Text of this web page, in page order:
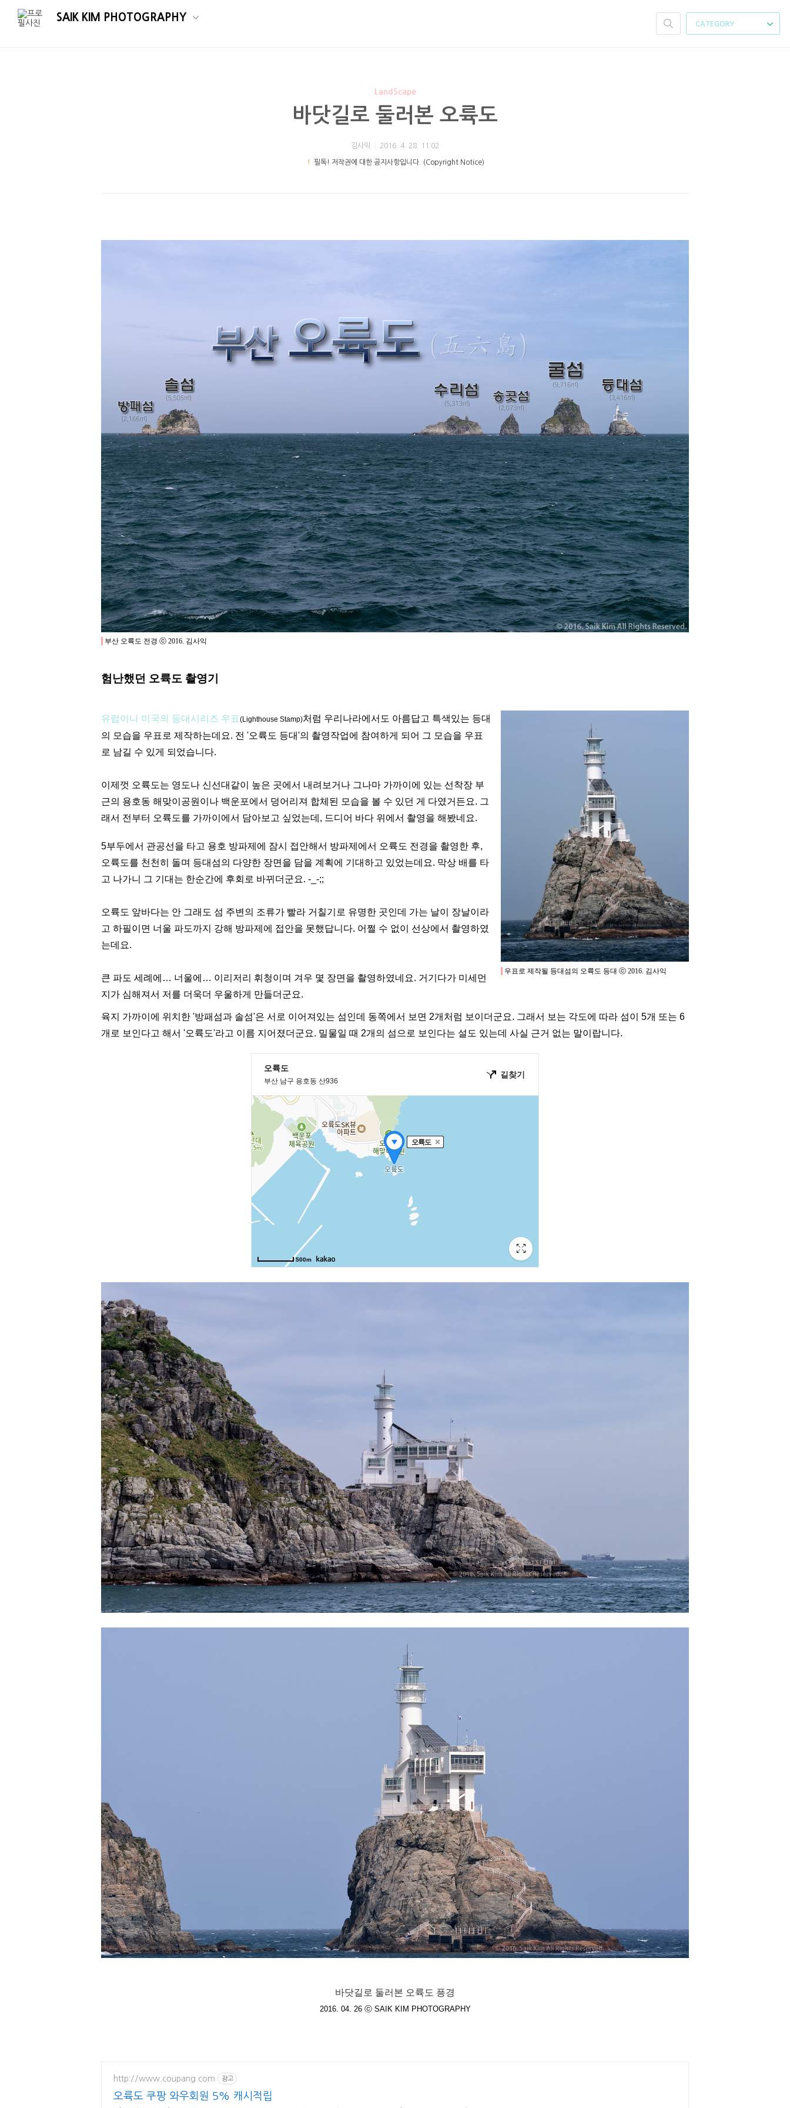
SAIK KIM PHOTOGRAPHY
CATEGORY
LandScape
바닷길로 둘러본 오륙도
김사익 2016. 4. 28. 11:02
！ 필독! 저작권에 대한 공지사항입니다. (Copyright Notice)
부산 오륙도 전경 ⓒ 2016. 김사익
험난했던 오륙도 촬영기
우표로 제작될 등대섬의 오륙도 등대 ⓒ 2016. 김사익
유럽이나 미국의 등대시리즈 우표(Lighthouse Stamp)처럼 우리나라에서도 아름답고 특색있는 등대
의 모습을 우표로 제작하는데요. 전 '오륙도 등대'의 촬영작업에 참여하게 되어 그 모습을 우표
로 남길 수 있게 되었습니다.
이제껏 오륙도는 영도나 신선대같이 높은 곳에서 내려보거나 그나마 가까이에 있는 선착장 부
근의 용호동 해맞이공원이나 백운포에서 덩어리져 합체된 모습을 볼 수 있던 게 다였거든요. 그
래서 전부터 오륙도를 가까이에서 담아보고 싶었는데, 드디어 바다 위에서 촬영을 해봤네요.
5부두에서 관공선을 타고 용호 방파제에 잠시 접안해서 방파제에서 오륙도 전경을 촬영한 후,
오륙도를 천천히 돌며 등대섬의 다양한 장면을 담을 계획에 기대하고 있었는데요. 막상 배를 타
고 나가니 그 기대는 한순간에 후회로 바뀌더군요. -_-;;
오륙도 앞바다는 안 그래도 섬 주변의 조류가 빨라 거칠기로 유명한 곳인데 가는 날이 장날이라
고 하필이면 너울 파도까지 강해 방파제에 접안을 못했답니다. 어쩔 수 없이 선상에서 촬영하였
는데요.
큰 파도 세례에… 너울에… 이리저리 휘청이며 겨우 몇 장면을 촬영하였네요. 거기다가 미세먼
지가 심해져서 저를 더욱더 우울하게 만들더군요.
육지 가까이에 위치한 '방패섬과 솔섬'은 서로 이어져 있는 섬인데 동쪽에서 보면 2개처럼 보이더군요. 그래서 보는 각도에 따라 섬이 5개 또는 6
개로 보인다고 해서 '오륙도'라고 이름 지어졌더군요. 밀물일 때 2개의 섬으로 보인다는 설도 있는데 사실 근거 없는 말이랍니다.
바닷길로 둘러본 오륙도 픙경
2016. 04. 26 ⓒ SAIK KIM PHOTOGRAPHY
http://www.coupang.com 광고
오륙도 쿠팡 와우회원 5% 캐시적립